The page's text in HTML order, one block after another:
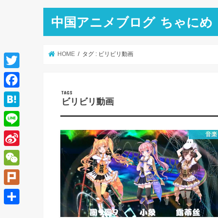
中国アニメブログ ちゃにめ
HOME タグ : ビリビリ動画
ビリビリ動画
音楽
T
w
i
t
e
r
F
a
c
e
b
o
o
k
H
a
t
e
a
L
i
n
e
S
i
n
a
W
e
C
P